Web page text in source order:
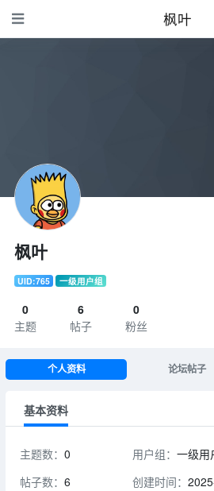
枫叶
枫叶
UID:765 一级用户组
0
主题
6
帖子
0
粉丝
个人资料 论坛帖子
基本资料
主题数： 0
帖子数： 6
用户组：一级用
创建时间：